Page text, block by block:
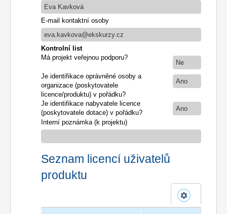
Eva Kavková
E-mail kontaktní osoby
eva.kavkova@ekskurzy.cz
Kontrolní list
Má projekt veřejnou podporu?
Ne
Je identifikace oprávněné osoby a
organizace (poskytovatele
licence/produktu) v pořádku?
Ano
Je identifikace nabyvatele licence
(poskytovatele dotace) v pořádku?
Ano
Interní poznámka (k projektu)
Seznam licencí uživatelů
produktu